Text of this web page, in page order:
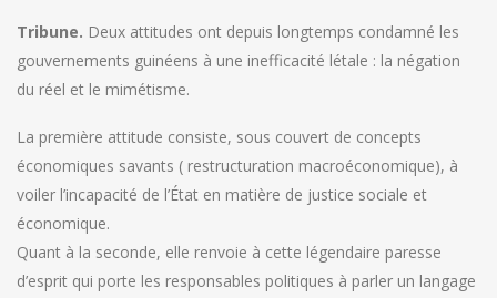
Tribune. Deux attitudes ont depuis longtemps condamné les
gouvernements guinéens à une inefficacité létale : la négation
du réel et le mimétisme.
La première attitude consiste, sous couvert de concepts
économiques savants ( restructuration macroéconomique), à
voiler l’incapacité de l’État en matière de justice sociale et
économique.
Quant à la seconde, elle renvoie à cette légendaire paresse
d’esprit qui porte les responsables politiques à parler un langage